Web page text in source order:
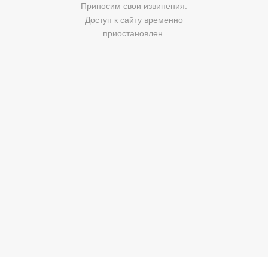
Приносим свои извинения.
Доступ к сайту временно
приостановлен.